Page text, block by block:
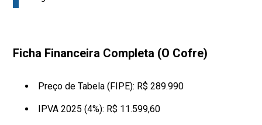
Ficha Financeira Completa (O Cofre)
Preço de Tabela (FIPE): R$ 289.990
IPVA 2025 (4%): R$ 11.599,60